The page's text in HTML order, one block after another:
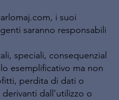
i suoi
saranno responsabili
speciali, consequenzial
esemplificativo ma non
perdita di dati o
dall'utilizzo o